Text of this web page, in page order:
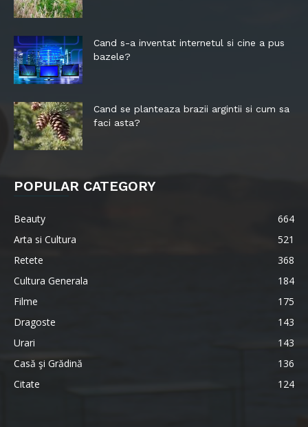
Cand s-a inventat internetul si cine a pus
bazele?
Cand se planteaza brazii argintii si cum sa
faci asta?
POPULAR CATEGORY
Beauty
664
Arta si Cultura
521
Retete
368
Cultura Generala
184
Filme
175
Dragoste
143
Urari
143
Casă şi Grădină
136
Citate
124